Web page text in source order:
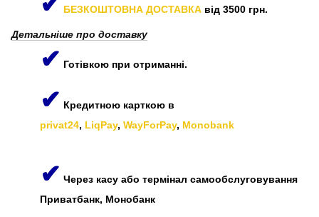
БЕЗКОШТОВНА ДОСТАВКА від 3500 грн.
Детальніше про доставку
✔ Готівкою при отриманні.
✔ Кредитною карткою в
privat24, LiqPay, WayForPay, Monobank
✔ Через касу або термінал самообслуговування
Приватбанк, Монобанк